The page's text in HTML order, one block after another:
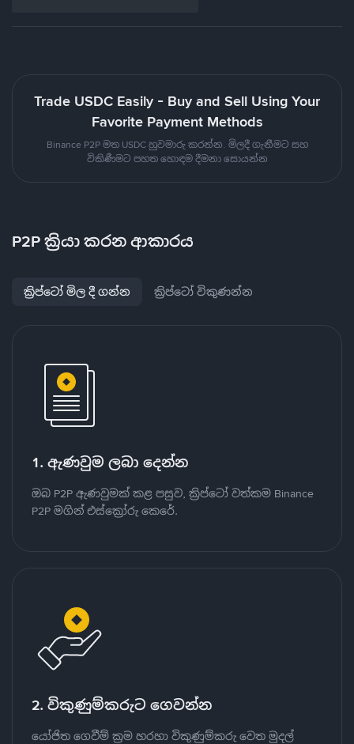
Trade USDC Easily - Buy and Sell Using Your
Favorite Payment Methods
Binance P2P මත USDC හුවමාරු කරන්න. මිලදී ගැනීමට සහ
විකිණීමට පහත හොඳම දීමනා සොයන්න
P2P ක්‍රියා කරන ආකාරය
ක්‍රිප්ටෝ මිල දී ගන්න ක්‍රිප්ටෝ විකුණන්න
1. ඇණවුම ලබා දෙන්න
ඔබ P2P ඇණවුමක් කළ පසුව, ක්‍රිප්ටෝ වත්කම Binance
P2P මගින් එස්ක්‍රෝරු කෙරේ.
2. විකුණුම්කරුට ගෙවන්න
යෝජිත ගෙවීම් ක්‍රම හරහා විකුණුම්කරු වෙත මුදල්